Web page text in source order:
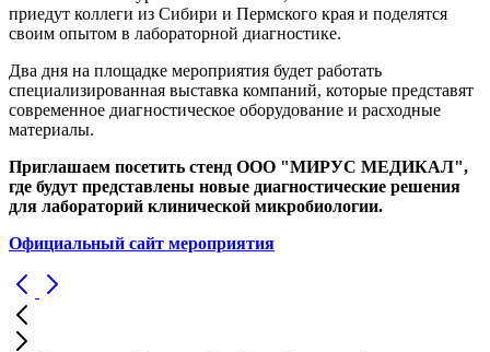
приедут коллеги из Сибири и Пермского края и поделятся
своим опытом в лабораторной диагностике.
Два дня на площадке мероприятия будет работать
специализированная выставка компаний, которые представят
современное диагностическое оборудование и расходные
материалы.
Приглашаем посетить стенд ООО "МИРУС МЕДИКАЛ",
где будут представлены новые диагностические решения
для лабораторий клинической микробиологии.
Официальный сайт мероприятия